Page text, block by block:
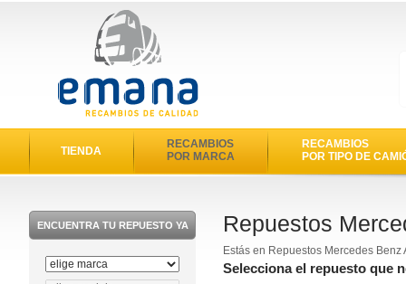
TIENDA
RECAMBIOS
POR MARCA
RECAMBIOS
POR TIPO DE
ENCUENTRA TU REPUESTO YA Repuestos
Estás en Repuestos Mercedes Benz
Selecciona el repuesto que